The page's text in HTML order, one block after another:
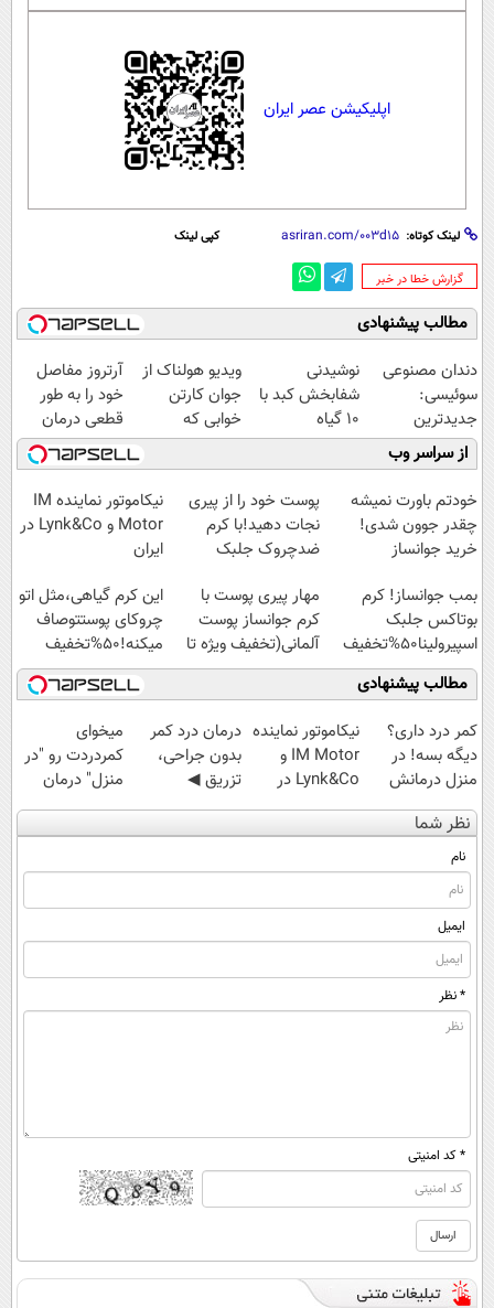
اپلیکیشن عصر ایران
لینک کوتاه: کپی لینک
‌گزارش خطا در خبر
مطالب پیشنهادی
دندان مصنوعی
سوئیسی:
جدیدترین
فناوری اروپا،
سبک و مقاوم |
پرداخت قسطی
نوشیدنی
شفابخش کبد با
10 گیاه
موثر(تخفیف تا
امشب)
ویدیو هولناک از
جوان کارتن
خوابی که
میلیاردر شد.
آموزش رایگان
آرتروز مفاصل
خود را به طور
قطعی درمان
کنید!
◗پرسش‌نامه◖
از سراسر وب
خودتم باورت نمیشه
چقدر جوون شدی!
خرید جوانساز
ویژه
پوست خود را از پیری
نجات دهید!با کرم
ضدچروک جلبک
نیکاموتور نماینده IM
Motor و Lynk&Co در
ایران
بمب جوانساز! کرم
بوتاکس جلبک
اسپیرولینا50%تخفیف
مهار پیری پوست با
کرم جوانساز پوست
آلمانی(تخفیف ویژه تا
امشب)
این کرم گیاهی،مثل اتو
چروکای پوستتوصاف
میکنه!50%تخفیف
مطالب پیشنهادی
کمر درد داری؟
دیگه بسه! در
منزل درمانش
کن
(◀پرسش‌نامه)
نیکاموتور نماینده
IM Motor و
Lynk&Co در
ایران
درمان درد کمر
بدون جراحی،
تزریق ◀
پرسش‌نامه رو پر
کن ▶
میخوای
کمردردت رو "در
منزل" درمان
کنی؟ (◂فیلم +
◂پرسش‌نامه)
نظر شما
نام
ایمیل
* نظر
* کد امنیتی